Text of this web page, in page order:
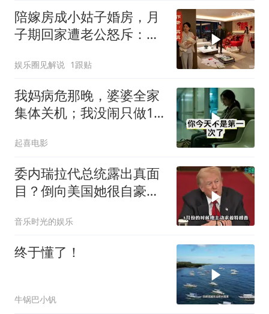
陪嫁房成小姑子婚房，月
子期回家遭老公怒斥：带
娱乐圈见解说 1跟贴
我妈病危那晚，婆婆全家
集体关机；我没闹只做1
你是不是疯了？
起喜电影
委内瑞拉代总统露出真面
目？倒向美国她很自豪
总统罗德里格斯竟突然开
炮怒点马杜罗，扬言马杜
罗的外交政策简直
音乐时光的娱乐
终于懂了！
牛锅巴小钒